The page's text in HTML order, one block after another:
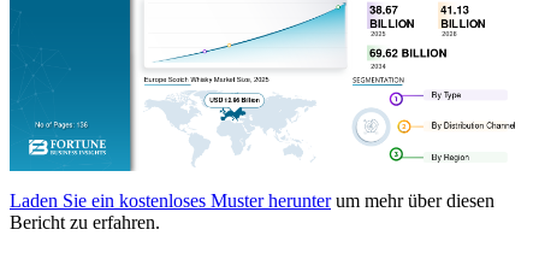
Laden Sie ein kostenloses Muster herunterum mehr über diesen
Bericht zu erfahren.